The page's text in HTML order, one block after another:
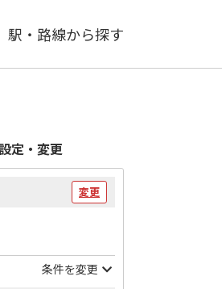
駅・路線から探す
定・変更
変更
条件を変更